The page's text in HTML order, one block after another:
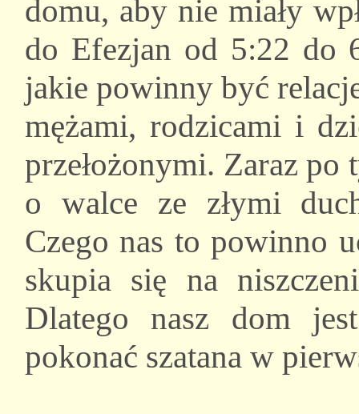
domu, aby nie miały
do Efezjan od 5:22 do
jakie powinny być
mężami, rodzicami i
przełożonymi. Zaraz
o walce ze złymi
Czego nas to powinno
skupia się na
Dlatego nasz dom
pokonać szatana w